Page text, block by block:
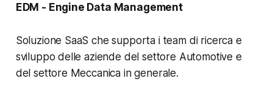
EDM - Engine Data Management
Soluzione SaaS che supporta i team di ricerca e
sviluppo delle aziende del settore Automotive e
del settore Meccanica in generale.